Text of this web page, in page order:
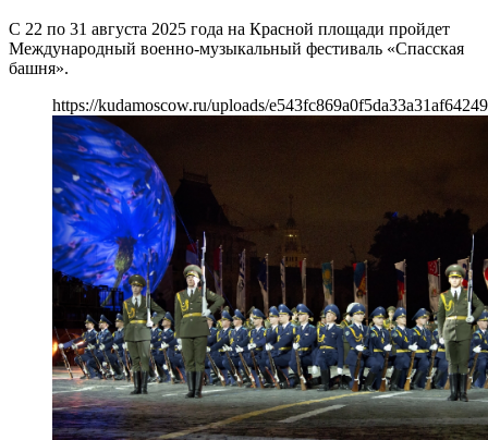
С 22 по 31 августа 2025 года на Красной площади пройдет
Международный военно-музыкальный фестиваль «Спасская
башня».
https://kudamoscow.ru/uploads/